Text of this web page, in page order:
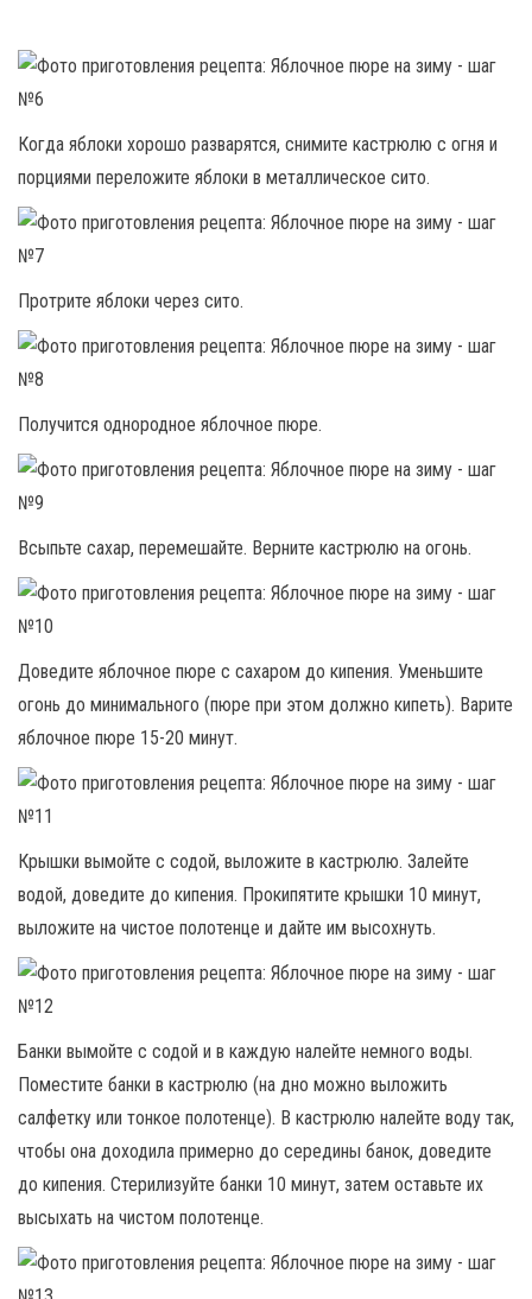
Когда яблоки хорошо разварятся, снимите кастрюлю с огня и
порциями переложите яблоки в металлическое сито.
Протрите яблоки через сито.
Получится однородное яблочное пюре.
Всыпьте сахар, перемешайте. Верните кастрюлю на огонь.
Доведите яблочное пюре с сахаром до кипения. Уменьшите
огонь до минимального (пюре при этом должно кипеть). Варите
яблочное пюре 15-20 минут.
Крышки вымойте с содой, выложите в кастрюлю. Залейте
водой, доведите до кипения. Прокипятите крышки 10 минут,
выложите на чистое полотенце и дайте им высохнуть.
Банки вымойте с содой и в каждую налейте немного воды.
Поместите банки в кастрюлю (на дно можно выложить
салфетку или тонкое полотенце). В кастрюлю налейте воду так,
чтобы она доходила примерно до середины банок, доведите
до кипения. Стерилизуйте банки 10 минут, затем оставьте их
высыхать на чистом полотенце.